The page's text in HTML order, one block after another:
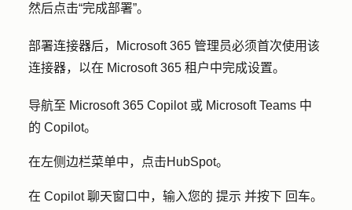
然后点击“完成部署”。
部署连接器后，Microsoft 365 管理员必须首次使用该
连接器，以在 Microsoft 365 租户中完成设置。
导航至 Microsoft 365 Copilot 或 Microsoft Teams 中
的 Copilot。
在左侧边栏菜单中，点击HubSpot。
在 Copilot 聊天窗口中， 输入您的 提示 并按下 回车。